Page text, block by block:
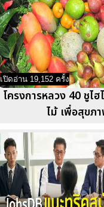
เปิดอ่าน 19,152 ครั้ง
โครงการหลวง 40 ชูไ
ไม้ เพื่อสุขภ